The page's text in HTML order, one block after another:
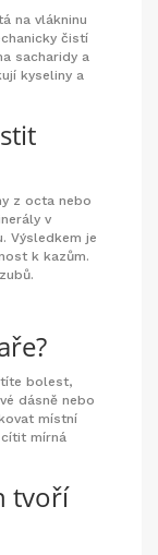
na vlákninu
čistí
sacharidy a
kyseliny a
z octa nebo
v
Výsledkem je
k kazům.
bolest,
dásně nebo
místní
mírná
tvoří